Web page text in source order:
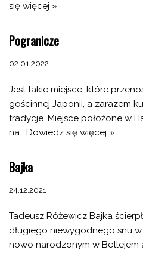
się więcej »
Pogranicze
02.01.2022
Jest takie miejsce, które
gościnnej Japonii, a zarazem
tradycje. Miejsce położone w
na… Dowiedz się więcej »
Bajka
24.12.2021
Tadeusz Różewicz Bajka
długiego niewygodnego snu
nowo narodzonym w Betlejem